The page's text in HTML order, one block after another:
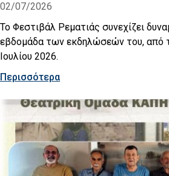
02/07/2026
Το Φεστιβάλ Ρεματιάς συνεχίζει
εβδομάδα των εκδηλώσεών του, από
Ιουλίου 2026.
Περισσότερα